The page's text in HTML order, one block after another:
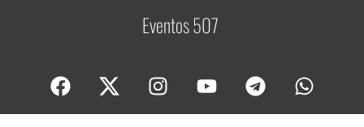
Eventos 507C